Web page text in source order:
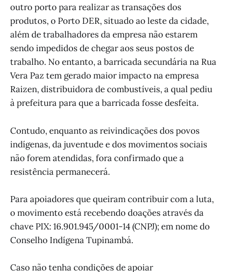
outro porto para realizar as transações dos
produtos, o Porto DER, situado ao leste da cidade,
além de trabalhadores da empresa não estarem
sendo impedidos de chegar aos seus postos de
trabalho. No entanto, a barricada secundária na Rua
Vera Paz tem gerado maior impacto na empresa
Raizen, distribuidora de combustíveis, a qual pediu
à prefeitura para que a barricada fosse desfeita.
Contudo, enquanto as reivindicações dos povos
indígenas, da juventude e dos movimentos sociais
não forem atendidas, fora confirmado que a
resistência permanecerá.
Para apoiadores que queiram contribuir com a luta,
o movimento está recebendo doações através da
chave PIX: 16.901.945/0001-14 (CNPJ); em nome do
Conselho Indígena Tupinambá.
Caso não tenha condições de apoiar